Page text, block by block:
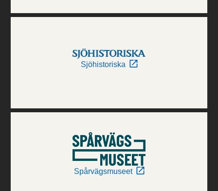
Sjöhistoriska
Spårvägsmuseet